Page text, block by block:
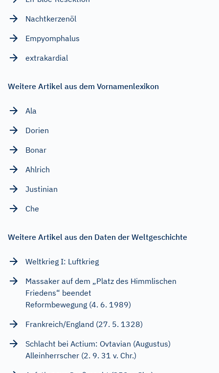
Nachtkerzenöl
Empyomphalus
extrakardial
Weitere Artikel aus dem Vornamenlexikon
Ala
Dorien
Bonar
Ahlrich
Justinian
Che
Weitere Artikel aus den Daten der Weltgeschichte
Weltkrieg I: Luftkrieg
Massaker auf dem „Platz des Himmlischen
Friedens“ beendet
Reformbewegung (4. 6. 1989)
Frankreich/England (27. 5. 1328)
Schlacht bei Actium: Ovtavian (Augustus)
Alleinherrscher (2. 9. 31 v. Chr.)